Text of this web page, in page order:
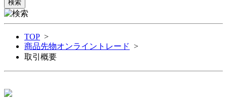
TOP >
商品先物オンライントレード >
取引概要